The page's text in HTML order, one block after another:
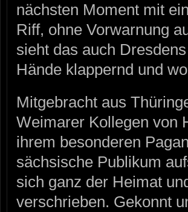
nächsten Moment mit
Riff, ohne Vorwarnung
sieht das auch
Hände klappernd und
Mitgebracht aus
Weimarer Kollegen von
ihrem besonderen
sächsische Publikum
sich ganz der Heimat
verschrieben. Gekonnt